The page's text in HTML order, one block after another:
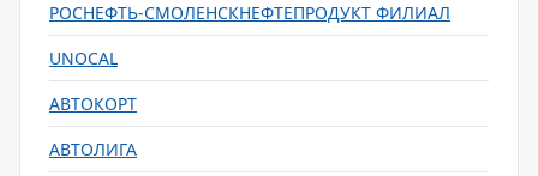
РОСНЕФТЬ-СМОЛЕНСКНЕФТЕПРОДУКТ ФИЛИАЛ
UNOCAL
АВТОКОРТ
АВТОЛИГА